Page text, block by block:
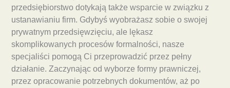
przedsiębiorstwo dotykają także wsparcie w związku z
ustanawianiu firm. Gdybyś wyobrażasz sobie o swojej
prywatnym przedsięwzięciu, ale lękasz
skomplikowanych procesów formalności, nasze
specjaliści pomogą Ci przeprowadzić przez pełny
działanie. Zaczynając od wyborze formy prawniczej,
przez opracowanie potrzebnych dokumentów, aż po